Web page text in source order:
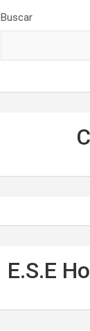
Buscar
E.S.E